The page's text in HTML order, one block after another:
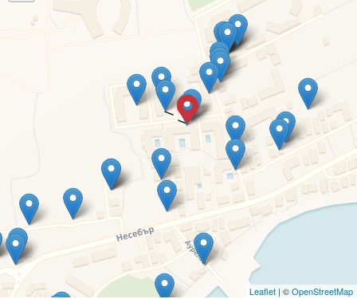
Leaflet | ©OpenStreetMap